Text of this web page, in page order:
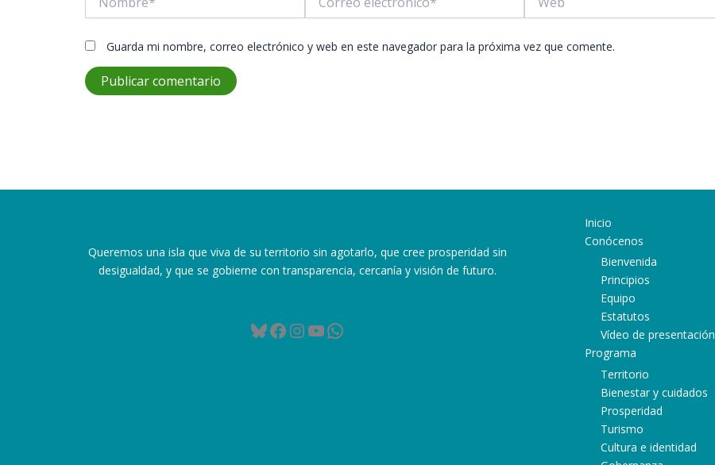
electrónico*
Guarda mi nombre, correo electrónico y web en este navegador para la próxima vez que comente.
Queremos una isla que viva de su territorio sin agotarlo, que cree prosperidad sin
desigualdad, y que se gobierne con transparencia, cercanía y visión de futuro.
Bluesky
Facebook
Instagram
YouTube
WhatsApp
Inicio
Conócenos
Bienvenida
Principios
Equipo
Estatutos
Vídeo de presentación
Programa
Territorio
Bienestar y cuidados
Prosperidad
Turismo
Cultura e identidad